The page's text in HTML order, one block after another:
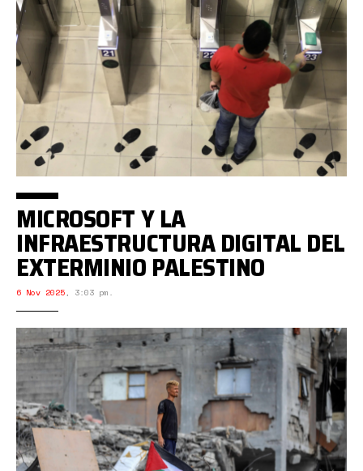
MICROSOFT Y LA
INFRAESTRUCTURA DIGITAL DEL
EXTERMINIO PALESTINO
6 Nov 2025, 3:03 pm.